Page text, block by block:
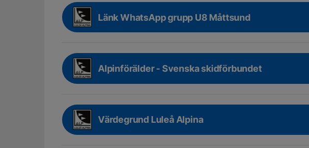
Länk WhatsApp grupp U8 Måttsund
Alpinförälder - Svenska skidförbundet
Värdegrund Luleå Alpina